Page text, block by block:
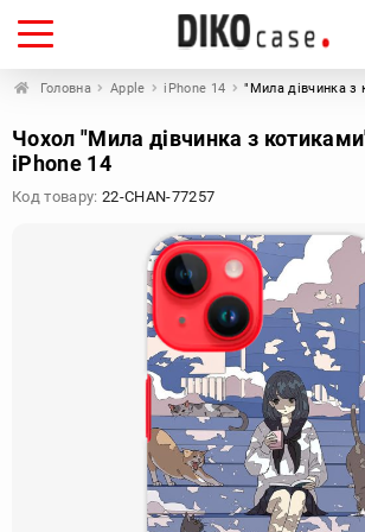
Головна Apple iPhone 14 "Мила дівчинка з
Чохол "Мила дівчинка з
iPhone 14
Код товару: 22-CHAN-77257